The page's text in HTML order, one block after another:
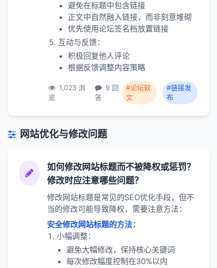
避免在标题中包含链接
正文中自然融入链接，而非刻意堆砌
优先使用论坛签名档放置链接
互动与反馈：
积极回复他人评论
根据反馈调整内容策略
1,023 浏
览
9 回
答
#论坛软
文
#链接发
布
网站优化与修改问题
如何修改网站标题而不被降权或惩罚？
修改时应注意哪些问题？
修改网站标题是常见的SEO优化手段，但不
当的修改可能导致降权，需要注意方法：
安全修改网站标题的方法：
小幅调整：
避免大幅修改，保持核心关键词
每次修改幅度控制在30%以内